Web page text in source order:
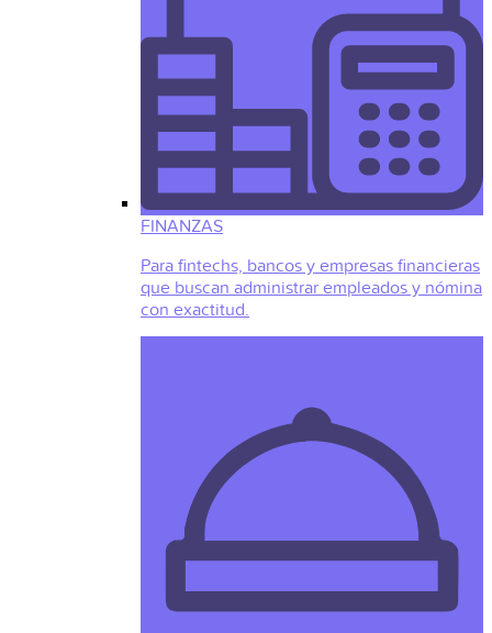
FINANZAS
Para fintechs, bancos y empresas financieras
que buscan administrar empleados y nómina
con exactitud.